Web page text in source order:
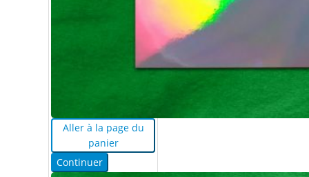
Aller à la page du
panier
Continuer